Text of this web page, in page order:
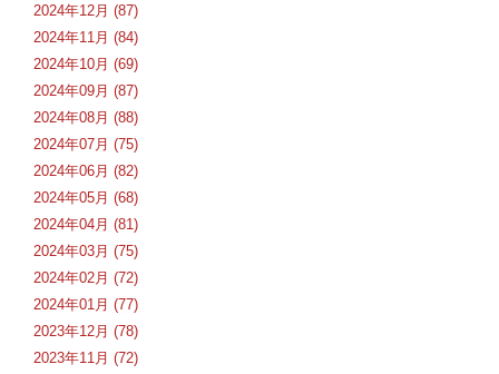
2024年12月 (87)
2024年11月 (84)
2024年10月 (69)
2024年09月 (87)
2024年08月 (88)
2024年07月 (75)
2024年06月 (82)
2024年05月 (68)
2024年04月 (81)
2024年03月 (75)
2024年02月 (72)
2024年01月 (77)
2023年12月 (78)
2023年11月 (72)